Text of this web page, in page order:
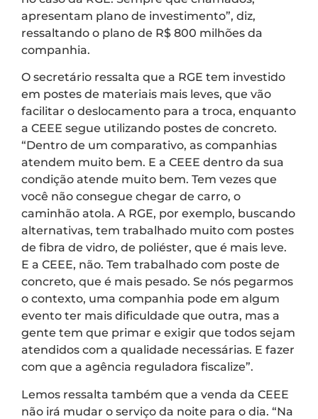
apresentam plano de investimento”, diz,
ressaltando o plano de R$ 800 milhões da
companhia.
O secretário ressalta que a RGE tem investido
em postes de materiais mais leves, que vão
facilitar o deslocamento para a troca, enquanto
a CEEE segue utilizando postes de concreto.
“Dentro de um comparativo, as companhias
atendem muito bem. E a CEEE dentro da sua
condição atende muito bem. Tem vezes que
você não consegue chegar de carro, o
caminhão atola. A RGE, por exemplo, buscando
alternativas, tem trabalhado muito com postes
de fibra de vidro, de poliéster, que é mais leve.
E a CEEE, não. Tem trabalhado com poste de
concreto, que é mais pesado. Se nós pegarmos
o contexto, uma companhia pode em algum
evento ter mais dificuldade que outra, mas a
gente tem que primar e exigir que todos sejam
atendidos com a qualidade necessárias. E fazer
com que a agência reguladora fiscalize”.
Lemos ressalta também que a venda da CEEE
não irá mudar o serviço da noite para o dia. “Na